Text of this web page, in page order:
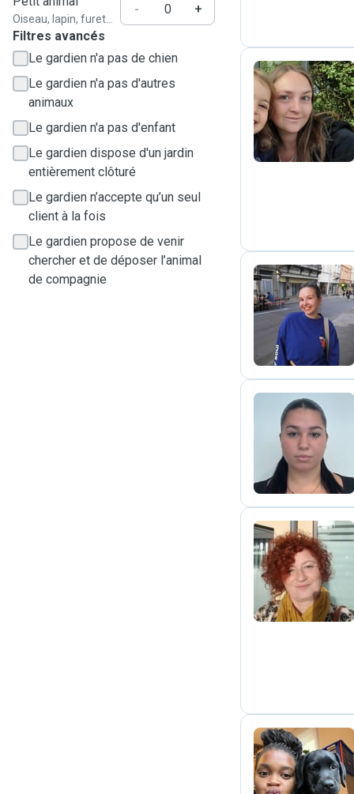
Oiseau, lapin, furet...
-
+
Filtres avancés
Le gardien n'a pas de chien
Le gardien n'a pas d'autres
animaux
Le gardien n'a pas d'enfant
Le gardien dispose d'un jardin
entièrement clôturé
Le gardien n’accepte qu’un seul
client à la fois
Le gardien propose de venir
chercher et de déposer l’animal
de compagnie
L
Y
D
A
P